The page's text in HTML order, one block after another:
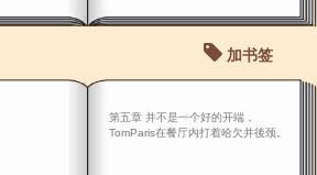
加书签
第五章 并不是一个好的开端，
TomParis在餐厅内打着哈欠并後颈。